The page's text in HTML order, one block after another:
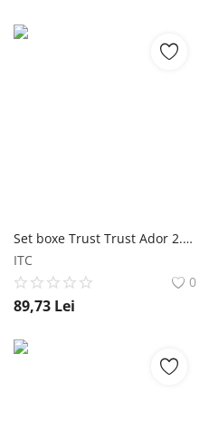
Set boxe Trust Trust Ador 2.0 negru Set boxe Trust Trust Ador 2.0 negru Trust
ITC
0
89,73 Lei